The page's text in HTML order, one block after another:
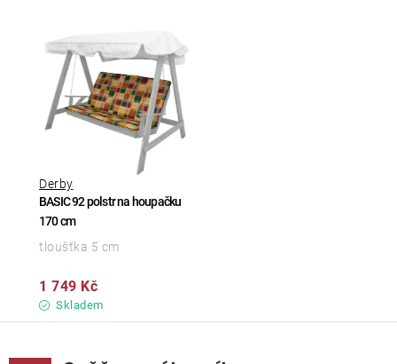
BASIC 92 polstr na houpačku
170 cm
Derby
Skladem
1 749 Kč
tloušťka 5 cm